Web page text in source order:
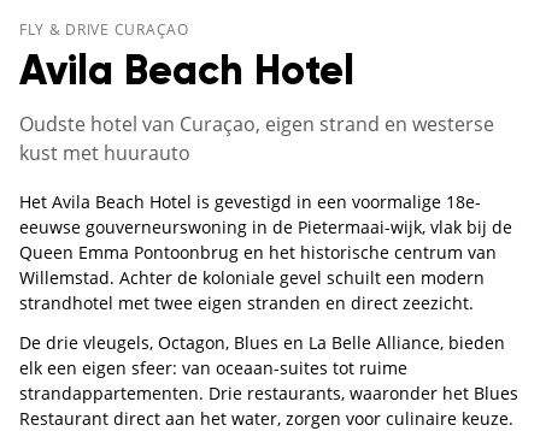
FLY & DRIVE CURAÇAO
Avila Beach Hotel
Oudste hotel van Curaçao, eigen strand en westerse
kust met huurauto
Het Avila Beach Hotel is gevestigd in een voormalige 18e-
eeuwse gouverneurswoning in de Pietermaai-wijk, vlak bij de
Queen Emma Pontoonbrug en het historische centrum van
Willemstad. Achter de koloniale gevel schuilt een modern
strandhotel met twee eigen stranden en direct zeezicht.
De drie vleugels, Octagon, Blues en La Belle Alliance, bieden
elk een eigen sfeer: van oceaan-suites tot ruime
strandappartementen. Drie restaurants, waaronder het Blues
Restaurant direct aan het water, zorgen voor culinaire keuze.